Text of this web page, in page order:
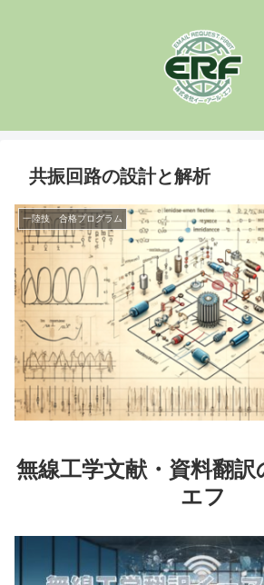
共振回路の設計と解析
一陸技 合格プログラム
無線工学文献・資料翻
エフ